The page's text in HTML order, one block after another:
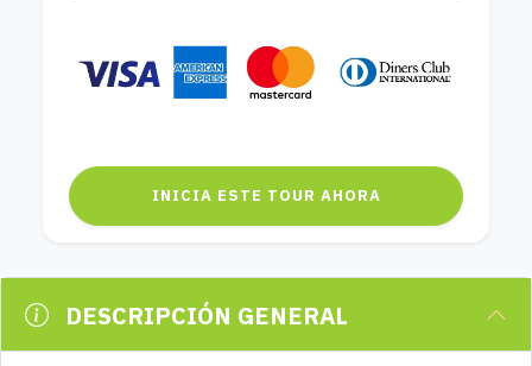
INICIA ESTE TOUR AHORA
DESCRIPCIÓN GENERAL